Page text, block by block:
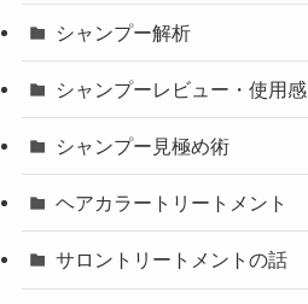
シャンプー解析
シャンプーレビュー・使用感
シャンプー見極め術
ヘアカラートリートメント
サロントリートメントの話